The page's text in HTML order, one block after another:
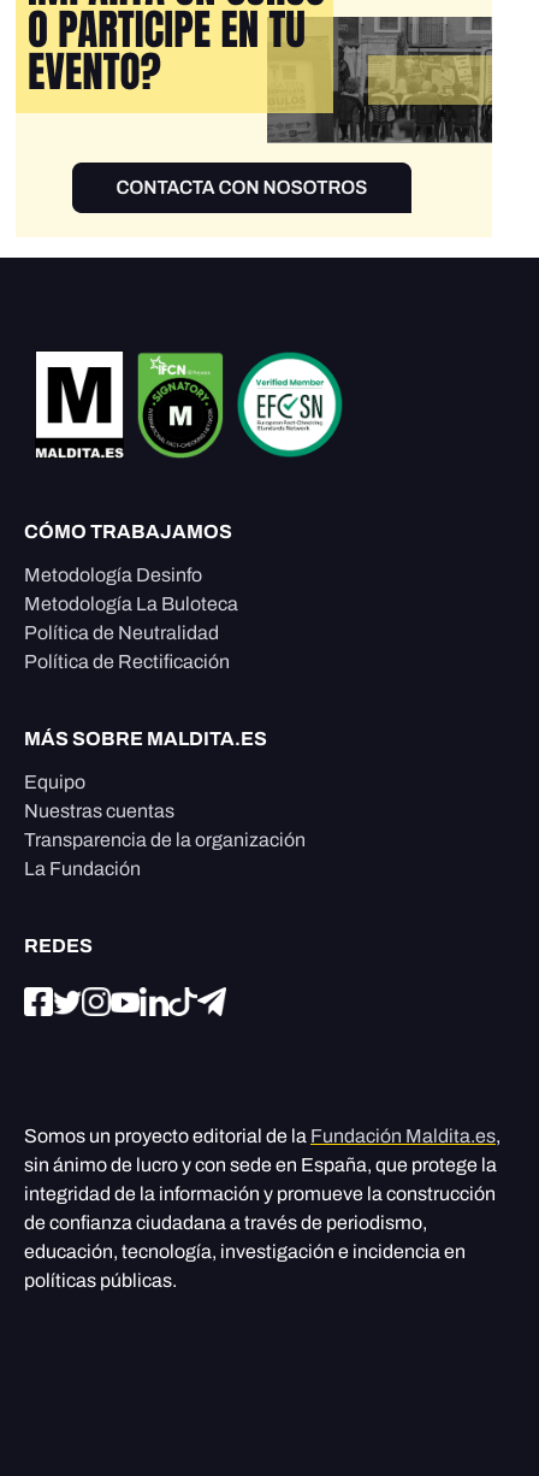
CÓMO TRABAJAMOS
Metodología Desinfo
Metodología La Buloteca
Política de Neutralidad
Política de Rectificación
MÁS SOBRE MALDITA.ES
Equipo
Nuestras cuentas
Transparencia de la organización
La Fundación
REDES
Somos un proyecto editorial de la Fundación Maldita.es,
sin ánimo de lucro y con sede en España, que protege la
integridad de la información y promueve la construcción
de confianza ciudadana a través de periodismo,
educación, tecnología, investigación e incidencia en
políticas públicas.